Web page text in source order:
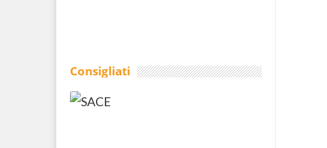
Consigliati